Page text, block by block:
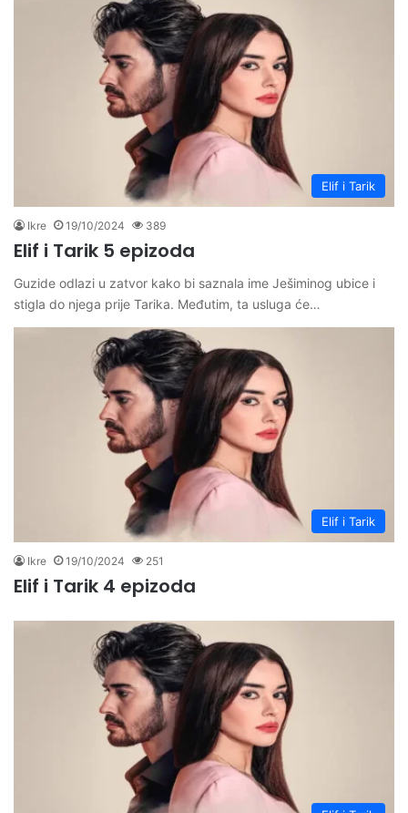
Elif i Tarik
Ikre 19/10/2024 389
Elif i Tarik 5 epizoda
Guzide odlazi u zatvor kako bi saznala ime Ješiminog ubice i
stigla do njega prije Tarika. Međutim, ta usluga će…
Elif i Tarik
Ikre 19/10/2024 251
Elif i Tarik 4 epizoda